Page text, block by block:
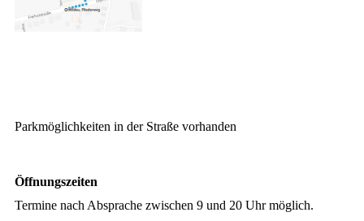
Parkmöglichkeiten in der Straße vorhanden
Öffnungszeiten
Termine nach Absprache zwischen 9 und 20 Uhr möglich.